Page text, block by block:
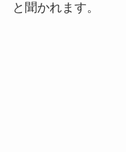
と聞かれます。